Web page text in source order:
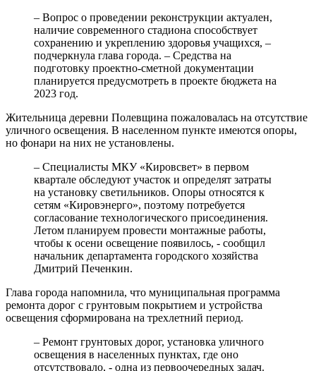
– Вопрос о проведении реконструкции актуален,
наличие современного стадиона способствует
сохранению и укреплению здоровья учащихся, –
подчеркнула глава города. – Средства на
подготовку проектно-сметной документации
планируется предусмотреть в проекте бюджета на
2023 год.
Жительница деревни Полевщина пожаловалась на отсутствие
уличного освещения. В населенном пункте имеются опоры,
но фонари на них не установлены.
– Специалисты МКУ «Кировсвет» в первом
квартале обследуют участок и определят затраты
на установку светильников. Опоры относятся к
сетям «Кировэнерго», поэтому потребуется
согласование технологического присоединения.
Летом планируем провести монтажные работы,
чтобы к осени освещение появилось, - сообщил
начальник департамента городского хозяйства
Дмитрий Печенкин.
Глава города напомнила, что муниципальная программа
ремонта дорог с грунтовым покрытием и устройства
освещения сформирована на трехлетний период.
– Ремонт грунтовых дорог, установка уличного
освещения в населенных пунктах, где оно
отсутствовало, - одна из первоочередных задач.